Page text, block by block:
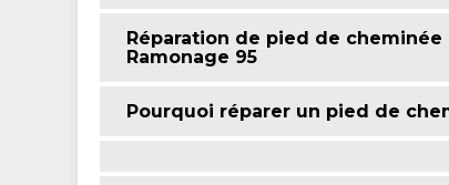
Réparation de pied de cheminée
Ramonage 95
Pourquoi réparer un pied de